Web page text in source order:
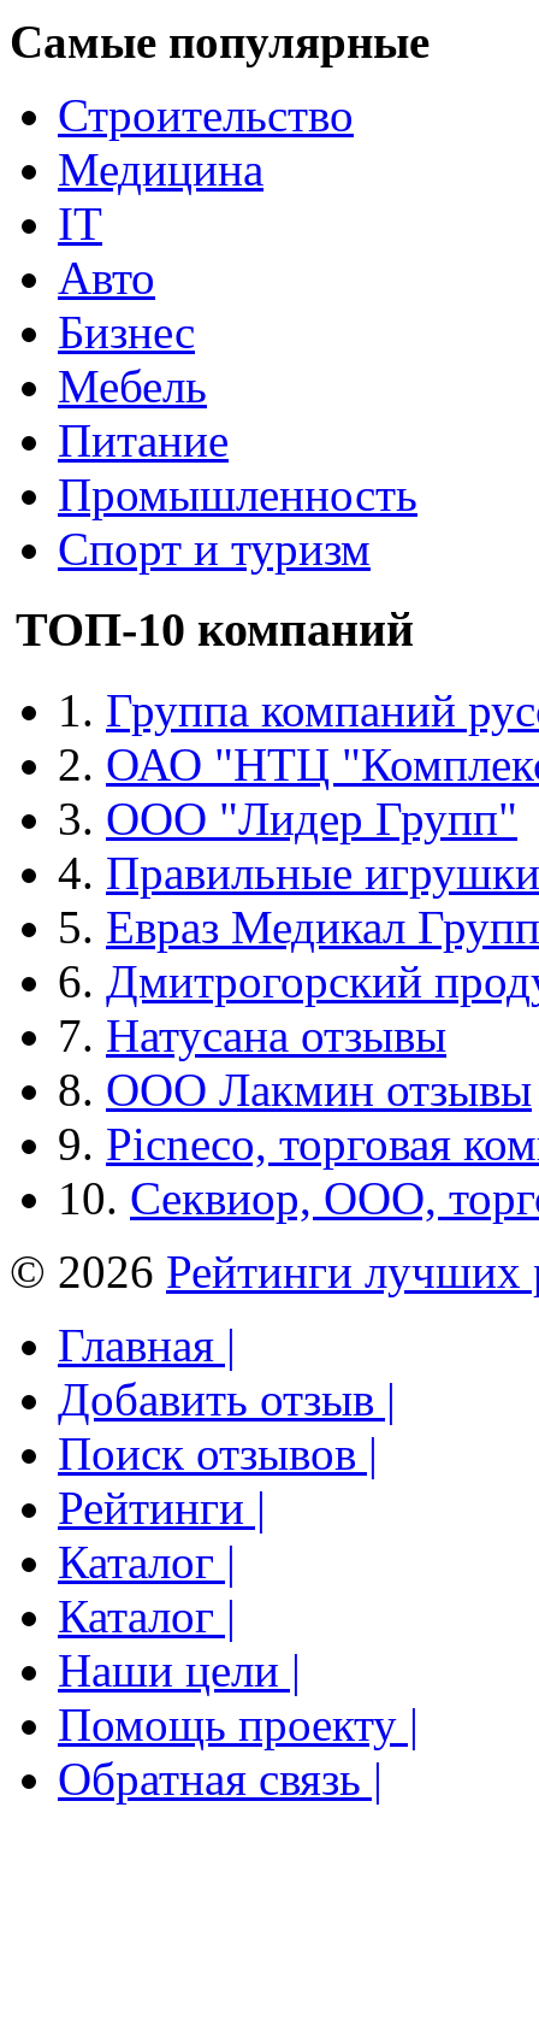
Самые популярные
Строительство
Медицина
IT
Авто
Бизнес
Мебель
Питание
Промышленность
Спорт и туризм
ТОП-10 компаний
1. Группа компаний
2. ОАО "НТЦ
3. ООО "Лидер Групп"
4. Правильные игрушки
5. Евраз Медикал Групп
6. Дмитрогорский
7. Натусана отзывы
8. ООО Лакмин отзывы
9. Picneco, торговая
10. Секвиор, ООО,
© 2026 Рейтинги лучших
Главная |
Добавить отзыв |
Поиск отзывов |
Рейтинги |
Каталог |
Каталог |
Наши цели |
Помощь проекту |
Обратная связь |